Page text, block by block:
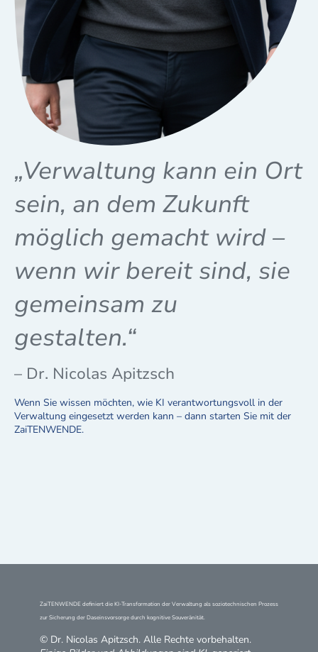
„Verwaltung kann ein Ort
sein, an dem Zukunft
möglich gemacht wird –
wenn wir bereit sind, sie
gemeinsam zu
gestalten.“
– Dr. Nicolas Apitzsch
Wenn Sie wissen möchten, wie KI verantwortungsvoll in der
Verwaltung eingesetzt werden kann – dann starten Sie mit der
ZaiTENWENDE.
ZaiTENWENDE definiert die KI-Transformation der Verwaltung als soziotechnischen Prozess
zur Sicherung der Daseinsvorsorge durch kognitive Souveränität.
© Dr. Nicolas Apitzsch. Alle Rechte vorbehalten.